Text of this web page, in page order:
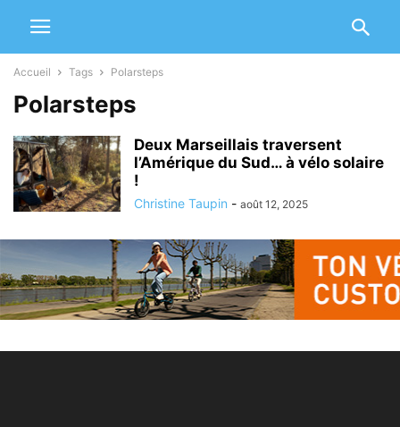
Accueil Tags Polarsteps
Polarsteps
Deux Marseillais traversent
l’Amérique du Sud… à vélo solaire
!
Christine Taupin - août 12, 2025